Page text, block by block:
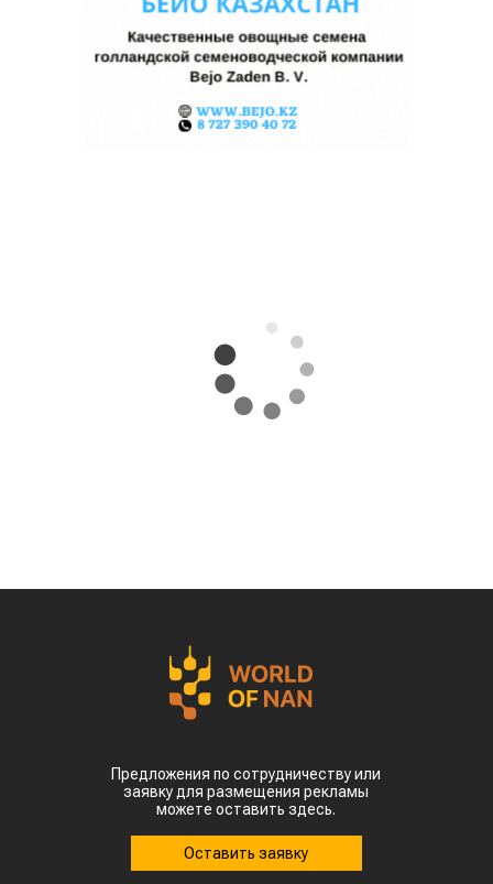
Предложения по сотрудничеству или
заявку для размещения рекламы
можете оставить здесь.
Оставить заявку